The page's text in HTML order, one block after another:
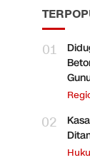
01
02